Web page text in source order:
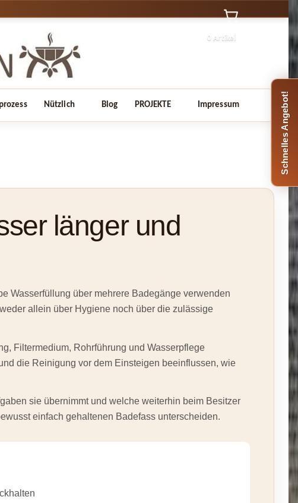
0 Artikel
Nützlich Blog PROJEKTE Impressum
länger und
Wasserfüllung über mehrere Badegänge verwenden
allein über Hygiene noch über die zulässige
Filtermedium, Rohrführung und Wasserpflege
die Reinigung vor dem Einsteigen beeinflussen, wie
sie übernimmt und welche weiterhin beim Besitzer
einfach gehaltenen Badefass unterscheiden.
Schnelles Angebot!